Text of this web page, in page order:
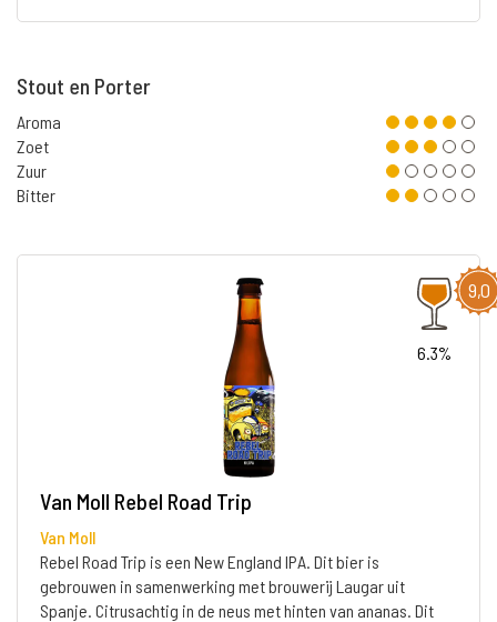
Stout en Porter
Aroma
Zoet
Zuur
Bitter
9,0
6.3%
Van Moll Rebel Road Trip
Van Moll
Rebel Road Trip is een New England IPA. Dit bier is
gebrouwen in samenwerking met brouwerij Laugar uit
Spanje. Citrusachtig in de neus met hinten van ananas. Dit